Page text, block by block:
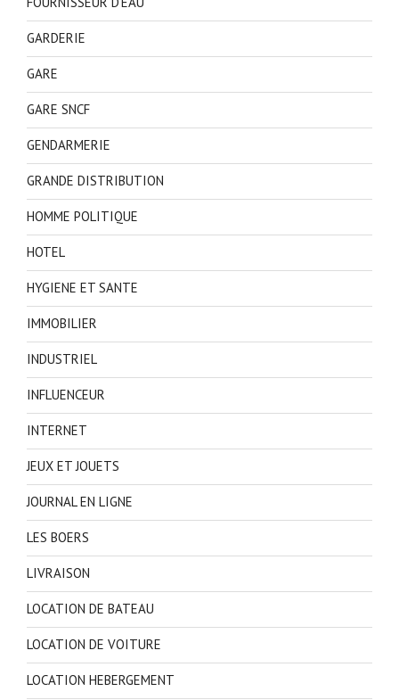
GARDERIE
GARE
GARE SNCF
GENDARMERIE
GRANDE DISTRIBUTION
HOMME POLITIQUE
HOTEL
HYGIENE ET SANTE
IMMOBILIER
INDUSTRIEL
INFLUENCEUR
INTERNET
JEUX ET JOUETS
JOURNAL EN LIGNE
LES BOERS
LIVRAISON
LOCATION DE BATEAU
LOCATION DE VOITURE
LOCATION HEBERGEMENT